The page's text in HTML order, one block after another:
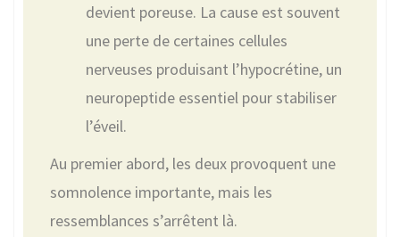
devient poreuse. La cause est souvent
une perte de certaines cellules
nerveuses produisant l’hypocrétine, un
neuropeptide essentiel pour stabiliser
l’éveil.
Au premier abord, les deux provoquent une
somnolence importante, mais les
ressemblances s’arrêtent là.